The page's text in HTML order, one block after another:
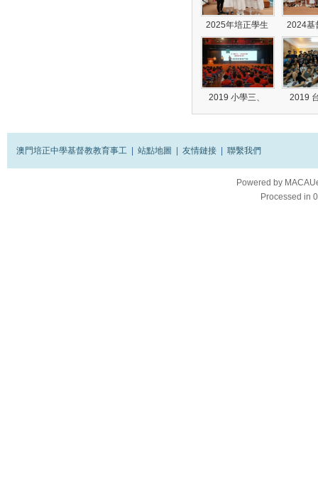
2025年培正學生 2024基
2019 小學三、 2019
澳門培正中學基督教教育事工 站點地圖 友情鏈接 聯繫我們
Powered by
Processed in